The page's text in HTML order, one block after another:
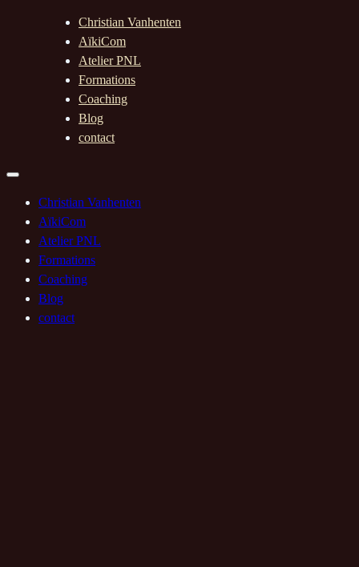
Christian Vanhenten
AïkiCom
Atelier PNL
Formations
Coaching
Blog
contact
Christian Vanhenten
AïkiCom
Atelier PNL
Formations
Coaching
Blog
contact